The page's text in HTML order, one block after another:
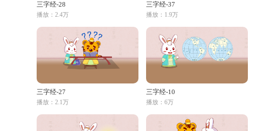
三字经-28
播放：2.4万
三字经-37
播放：1.9万
三字经-27
播放：2.1万
三字经-10
播放：6万